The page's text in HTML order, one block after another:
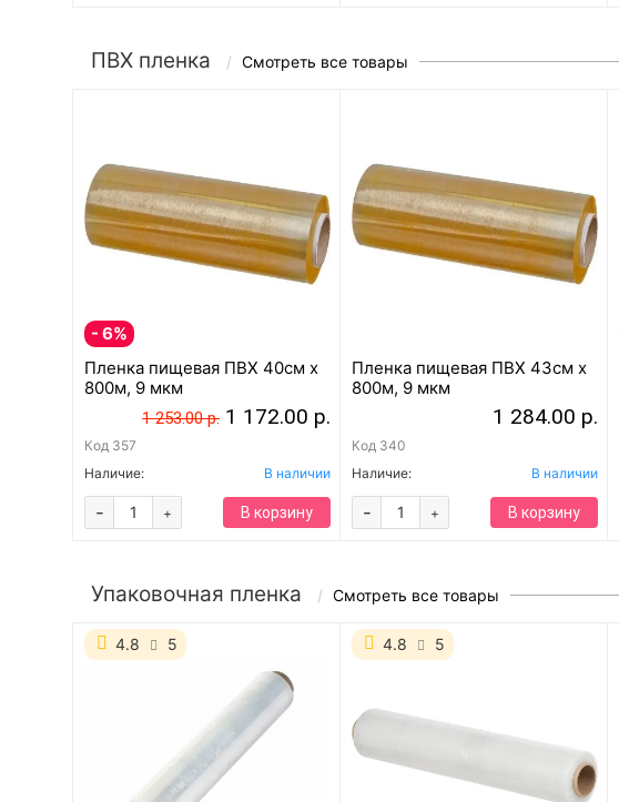
ПВХ пленка Смотреть все товары
- 6%
Пленка пищевая ПВХ 40см x
800м, 9 мкм
1 253.00 р. 1 172.00 р.
Код 357
Наличие:
В наличии
+
- В корзину
Пленка пищевая ПВХ 43см x
800м, 9 мкм
1 284.00 р.
Код 340
Наличие:
В наличии
+
- В корзину
Упаковочная пленка Смотреть все товары
4.8 5 4.8 5